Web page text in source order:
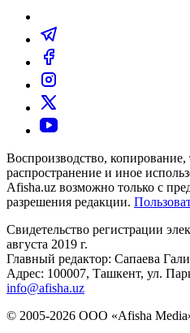
Воспроизводство,
распространение и иное
Afisha.uz возможно только с
разрешения редакции.
Свидетельство регистрации
августа 2019 г.
Главный редактор: Сапаева
Адрес: 100007, Ташкент, ул.
info@afisha.uz
© 2005-2026 ООО «Afisha